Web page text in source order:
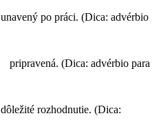
unavený po práci. (Dica: advérbio
pripravená. (Dica: advérbio para
dôležité rozhodnutie. (Dica: